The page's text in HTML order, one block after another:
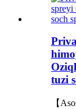
tuzi
【